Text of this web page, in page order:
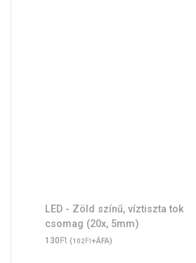
LED - Zöld színű, víztiszta tok
csomag (20x, 5mm)
130Ft (102Ft+ÁFA)